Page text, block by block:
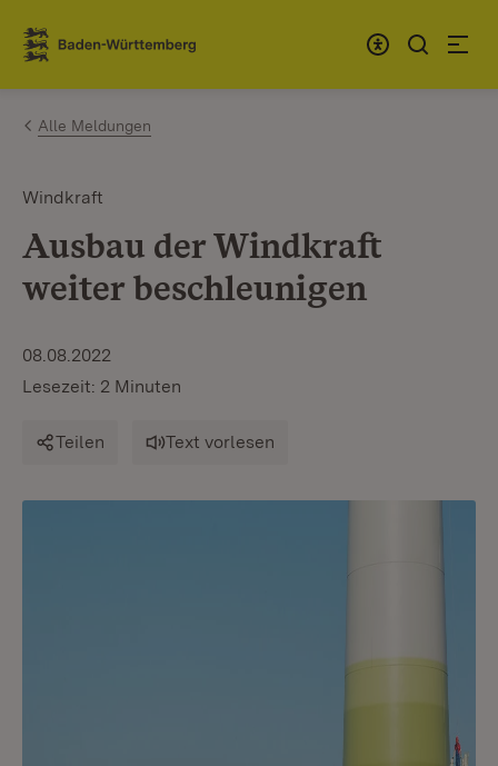
Zum Inhalt springen
Link zur Startseite
Alle Meldungen
Windkraft
Ausbau der Windkraft
weiter beschleunigen
08.08.2022
Lesezeit: 2 Minuten
Teilen Text vorlesen